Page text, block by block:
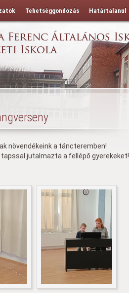
Tehetséggondozás Határtalanul
növendékeink a táncteremben!
jutalmazta a fellépő gyerekeket!